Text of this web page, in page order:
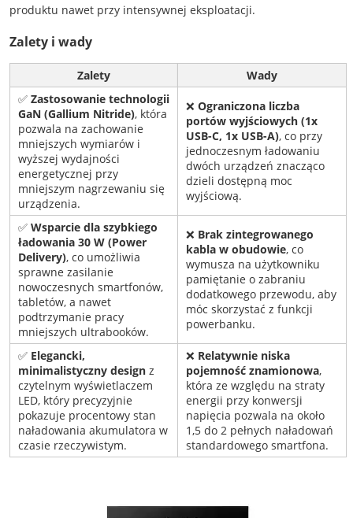
produktu nawet przy intensywnej eksploatacji.
Zalety i wady
Zalety
Wady
✅ Zastosowanie technologii
GaN (Gallium Nitride), która
pozwala na zachowanie
mniejszych wymiarów i
wyższej wydajności
energetycznej przy
mniejszym nagrzewaniu się
urządzenia.
❌ Ograniczona liczba
portów wyjściowych (1x
USB-C, 1x USB-A), co przy
jednoczesnym ładowaniu
dwóch urządzeń znacząco
dzieli dostępną moc
wyjściową.
✅ Wsparcie dla szybkiego
ładowania 30 W (Power
Delivery), co umożliwia
sprawne zasilanie
nowoczesnych smartfonów,
tabletów, a nawet
podtrzymanie pracy
mniejszych ultrabooków.
❌ Brak zintegrowanego
kabla w obudowie, co
wymusza na użytkowniku
pamiętanie o zabraniu
dodatkowego przewodu, aby
móc skorzystać z funkcji
powerbanku.
✅ Elegancki,
minimalistyczny designz
czytelnym wyświetlaczem
LED, który precyzyjnie
pokazuje procentowy stan
naładowania akumulatora w
czasie rzeczywistym.
❌ Relatywnie niska
pojemność znamionowa,
która ze względu na straty
energii przy konwersji
napięcia pozwala na około
1,5 do 2 pełnych naładowań
standardowego smartfona.